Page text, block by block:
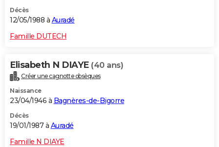
Décès
12/05/1988 à Auradé
Famille DUTECH
Elisabeth N DIAYE (40 ans)
Créer une cagnotte obsèques
Naissance
23/04/1946 à Bagnères-de-Bigorre
Décès
19/01/1987 à Auradé
Famille N DIAYE